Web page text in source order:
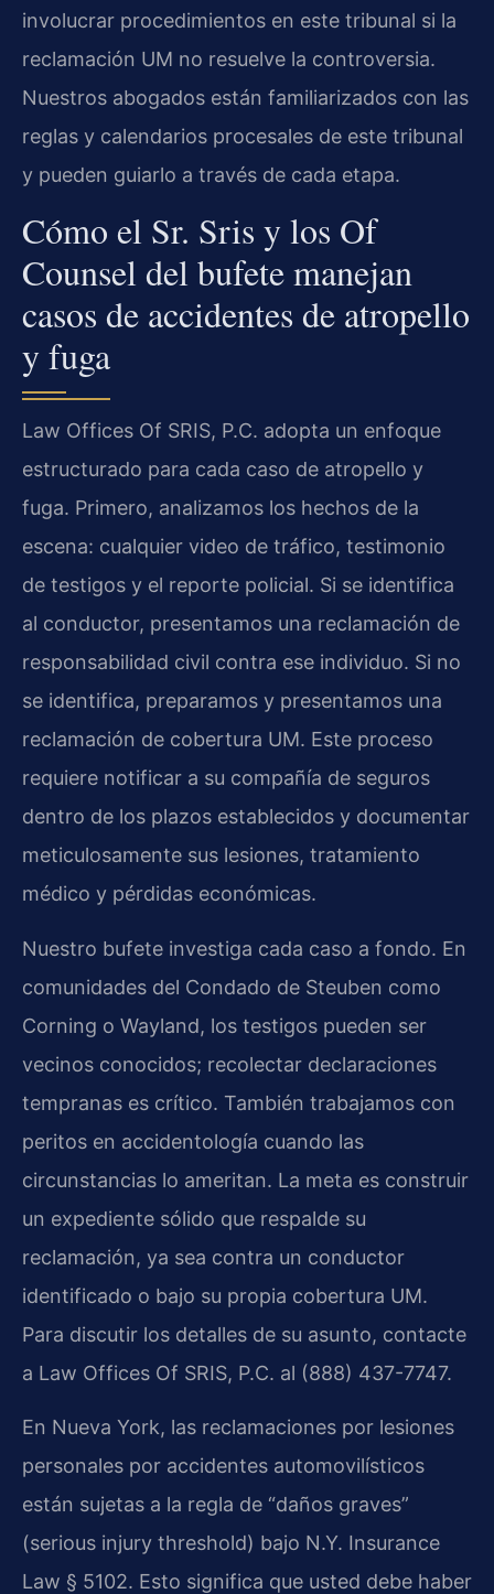
involucrar procedimientos en este tribunal si la
reclamación UM no resuelve la controversia.
Nuestros abogados están familiarizados con las
reglas y calendarios procesales de este tribunal
y pueden guiarlo a través de cada etapa.
Cómo el Sr. Sris y los Of
Counsel del bufete manejan
casos de accidentes de atropello
y fuga
Law Offices Of SRIS, P.C. adopta un enfoque
estructurado para cada caso de atropello y
fuga. Primero, analizamos los hechos de la
escena: cualquier video de tráfico, testimonio
de testigos y el reporte policial. Si se identifica
al conductor, presentamos una reclamación de
responsabilidad civil contra ese individuo. Si no
se identifica, preparamos y presentamos una
reclamación de cobertura UM. Este proceso
requiere notificar a su compañía de seguros
dentro de los plazos establecidos y documentar
meticulosamente sus lesiones, tratamiento
médico y pérdidas económicas.
Nuestro bufete investiga cada caso a fondo. En
comunidades del Condado de Steuben como
Corning o Wayland, los testigos pueden ser
vecinos conocidos; recolectar declaraciones
tempranas es crítico. También trabajamos con
peritos en accidentología cuando las
circunstancias lo ameritan. La meta es construir
un expediente sólido que respalde su
reclamación, ya sea contra un conductor
identificado o bajo su propia cobertura UM.
Para discutir los detalles de su asunto, contacte
a Law Offices Of SRIS, P.C. al (888) 437-7747.
En Nueva York, las reclamaciones por lesiones
personales por accidentes automovilísticos
están sujetas a la regla de “daños graves”
(serious injury threshold) bajo N.Y. Insurance
Law § 5102. Esto significa que usted debe haber